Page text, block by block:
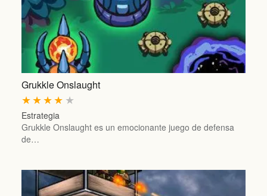
Grukkle Onslaught
★
★
★
★
★
Estrategia
Grukkle Onslaught es un emocionante juego de defensa
de…